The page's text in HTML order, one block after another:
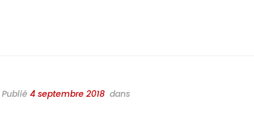
Publié 4 septembre 2018 dans